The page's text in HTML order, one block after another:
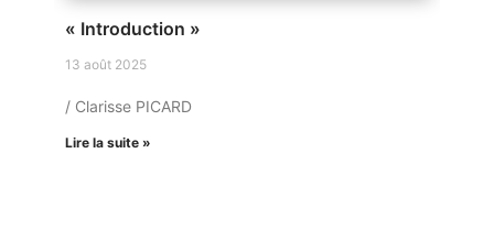
« Introduction »
13 août 2025
/ Clarisse PICARD
Lire la suite »